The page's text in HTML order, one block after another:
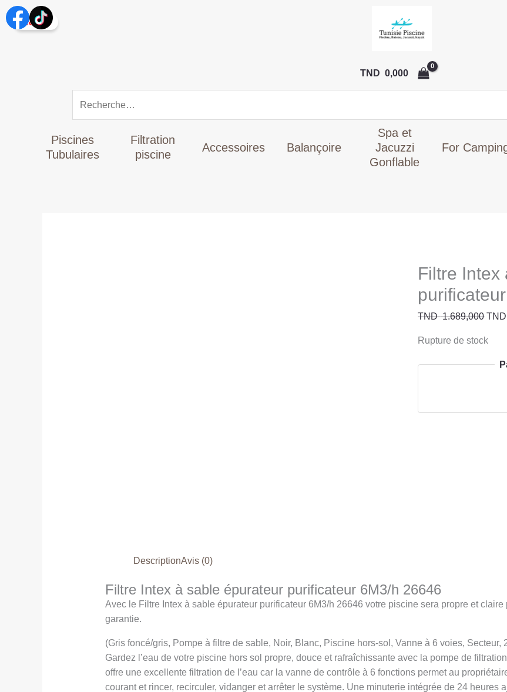
Aller
au
TND 0,000
Piscines
Tubulaires
Filtration
piscine
Accessoires Balançoire
Spa et
Jacuzzi
Gonflable
For
Promo !
Filtre Intex
TND1.689,000 TND
Rupture de stock
DescriptionAvis (0)
Filtre Intex à sable épurateur purificateur 6M3/h 26646
Avec le Filtre Intex à sable épurateur purificateur 6M3/h 26646 votre piscine sera propre et
garantie.
(Gris foncé/gris, Pompe à filtre de sable, Noir, Blanc, Piscine hors-sol, Vanne à 6 voies, Secteur,
Gardez l’eau de votre piscine hors sol propre, douce et rafraîchissante avec la pompe de
offre une excellente filtration de l’eau car la vanne de contrôle à 6 fonctions permet au
courant et rincer, recirculer, vidanger et arrêter le système. Une minuterie intégrée de 24 heures